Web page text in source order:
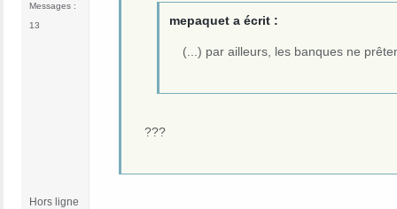
Messages :
13
mepaquet a écrit :
(...) par ailleurs, les banques ne
???
Hors ligne